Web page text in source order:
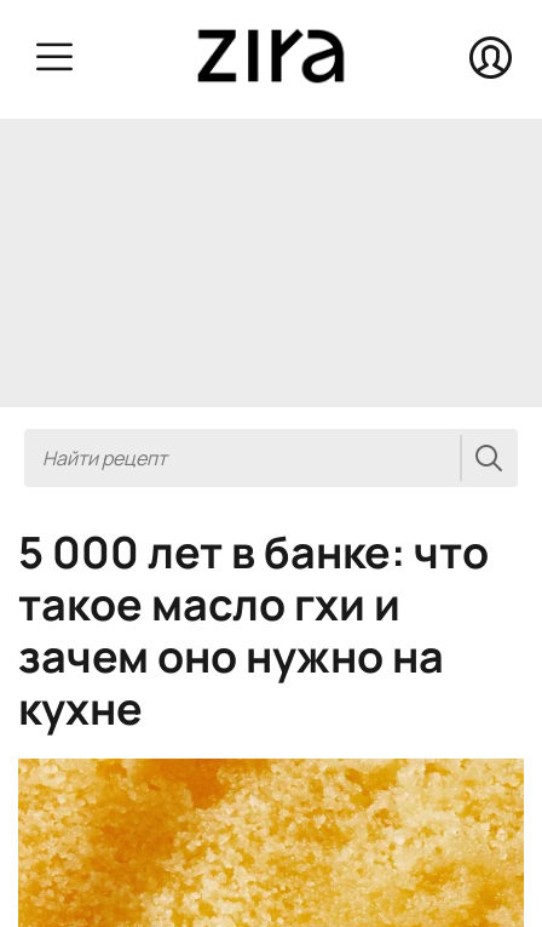
5 000 лет в банке: что
такое масло гхи и
зачем оно нужно на
кухне